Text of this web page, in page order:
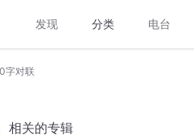
发现 分类 电台
字对联
相关的专辑